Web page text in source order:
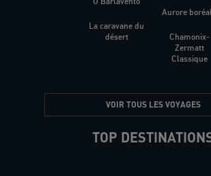
La caravane du
désert
Aurore
Chamonix-
Zermatt
Classique
VOIR TOUS LES VOYAGES
TOP